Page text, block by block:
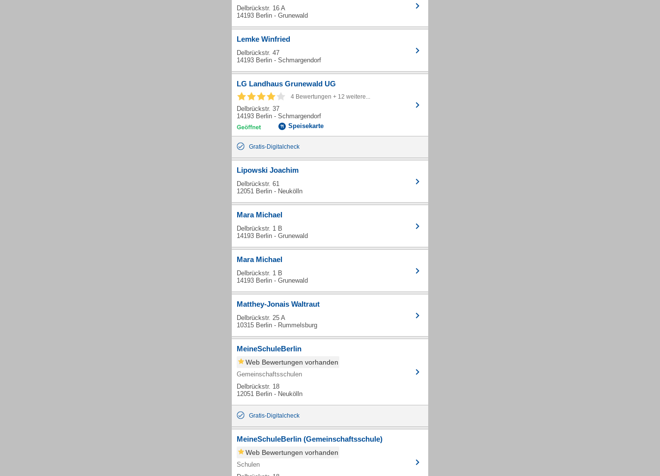
Delbrückstr. 16 A
14193 Berlin - Grunewald
Lemke Winfried
Delbrückstr. 47
14193 Berlin - Schmargendorf
LG Landhaus Grunewald UG
4 Bewertungen + 12 weitere...
Delbrückstr. 37
14193 Berlin - Schmargendorf
Speisekarte
Gratis-Digitalcheck
Lipowski Joachim
Delbrückstr. 61
12051 Berlin - Neukölln
Mara Michael
Delbrückstr. 1 B
14193 Berlin - Grunewald
Mara Michael
Delbrückstr. 1 B
14193 Berlin - Grunewald
Matthey-Jonais Waltraut
Delbrückstr. 25 A
10315 Berlin - Rummelsburg
MeineSchuleBerlin
Web Bewertungen vorhanden
Gemeinschaftsschulen
Delbrückstr. 18
12051 Berlin - Neukölln
Gratis-Digitalcheck
MeineSchuleBerlin (Gemeinschaftsschule)
Web Bewertungen vorhanden
Schulen